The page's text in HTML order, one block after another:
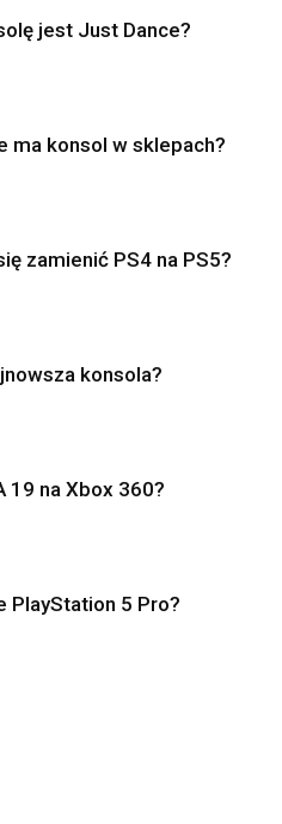
jest Just Dance?
ma konsol w sklepach?
zamienić PS4 na PS5?
konsola?
19 na Xbox 360?
PlayStation 5 Pro?